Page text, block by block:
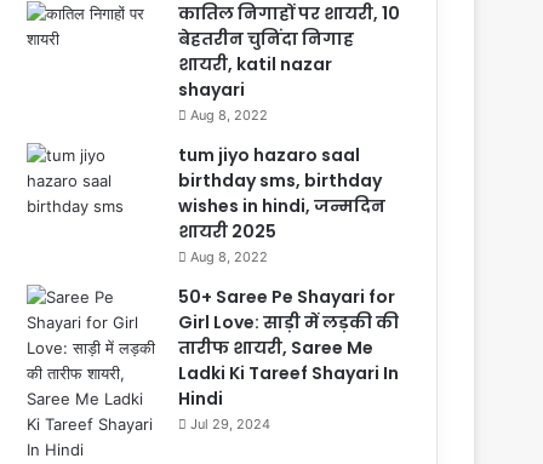
कातिल निगाहों पर शायरी, 10
बेहतरीन चुनिंदा निगाह
शायरी, katil nazar
shayari
Aug 8, 2022
tum jiyo hazaro saal
birthday sms, birthday
wishes in hindi, जन्मदिन
शायरी 2025
Aug 8, 2022
50+ Saree Pe Shayari for
Girl Love: साड़ी में लड़की की
तारीफ शायरी, Saree Me
Ladki Ki Tareef Shayari In
Hindi
Jul 29, 2024